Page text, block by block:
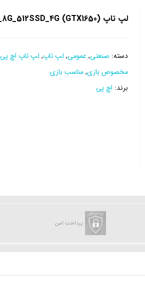
لپ تاپ HP VICTUS CORE I5 (12450H)_8G_512SSD_4G (GTX1650)
دسته: صنعتی, عمومی, لپ تاپ, لپ تاپ اچ پی HP
مخصوص بازی,مناسب بازی
برند: اچ پی
پرداخت امن